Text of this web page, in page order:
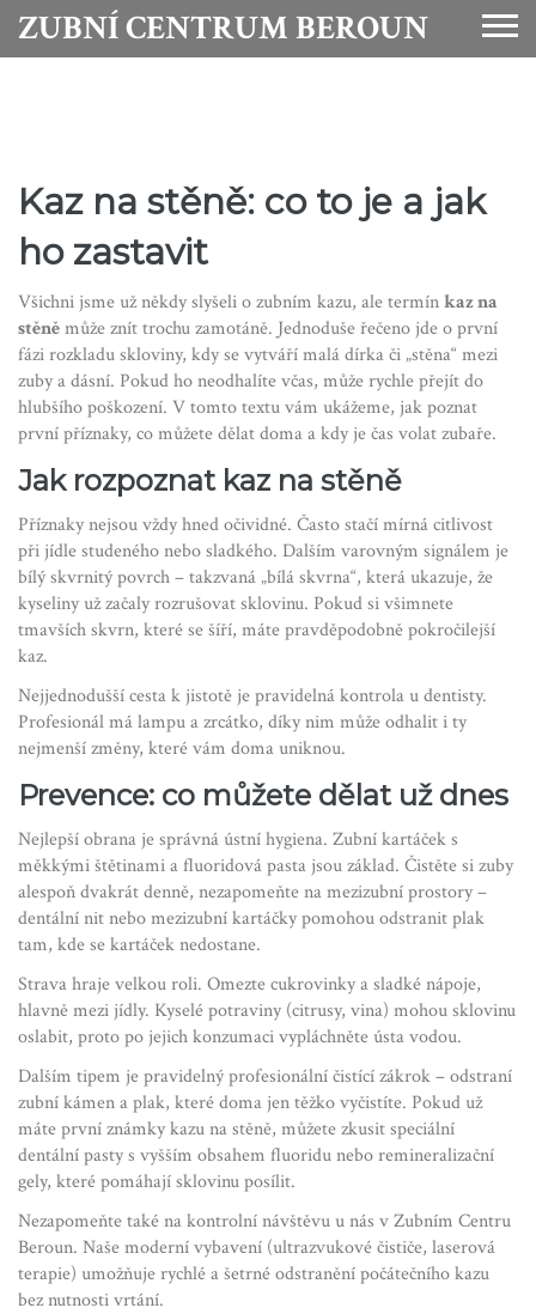
ZUBNÍ CENTRUM BEROUN
Kaz na stěně: co to je a jak
ho zastavit
Všichni jsme už někdy slyšeli o zubním kazu, ale termínkaz na
stěněmůže znít trochu zamotáně. Jednoduše řečeno jde o první
fázi rozkladu skloviny, kdy se vytváří malá dírka či „stěna“ mezi
zuby a dásní. Pokud ho neodhalíte včas, může rychle přejít do
hlubšího poškození. V tomto textu vám ukážeme, jak poznat
první příznaky, co můžete dělat doma a kdy je čas volat zubaře.
Jak rozpoznat kaz na stěně
Příznaky nejsou vždy hned očividné. Často stačí mírná citlivost
při jídle studeného nebo sladkého. Dalším varovným signálem je
bílý skvrnitý povrch – takzvaná „bílá skvrna“, která ukazuje, že
kyseliny už začaly rozrušovat sklovinu. Pokud si všimnete
tmavších skvrn, které se šíří, máte pravděpodobně pokročilejší
kaz.
Nejjednodušší cesta k jistotě je pravidelná kontrola u dentisty.
Profesionál má lampu a zrcátko, díky nim může odhalit i ty
nejmenší změny, které vám doma uniknou.
Prevence: co můžete dělat už dnes
Nejlepší obrana je správná ústní hygiena. Zubní kartáček s
měkkými štětinami a fluoridová pasta jsou základ. Čistěte si zuby
alespoň dvakrát denně, nezapomeňte na mezizubní prostory –
dentální nit nebo mezizubní kartáčky pomohou odstranit plak
tam, kde se kartáček nedostane.
Strava hraje velkou roli. Omezte cukrovinky a sladké nápoje,
hlavně mezi jídly. Kyselé potraviny (citrusy, vina) mohou sklovinu
oslabit, proto po jejich konzumaci vypláchněte ústa vodou.
Dalším tipem je pravidelný profesionální čistící zákrok – odstraní
zubní kámen a plak, které doma jen těžko vyčistíte. Pokud už
máte první známky kazu na stěně, můžete zkusit speciální
dentální pasty s vyšším obsahem fluoridu nebo remineralizační
gely, které pomáhají sklovinu posílit.
Nezapomeňte také na kontrolní návštěvu u nás v Zubním Centru
Beroun. Naše moderní vybavení (ultrazvukové čističe, laserová
terapie) umožňuje rychlé a šetrné odstranění počátečního kazu
bez nutnosti vrtání.